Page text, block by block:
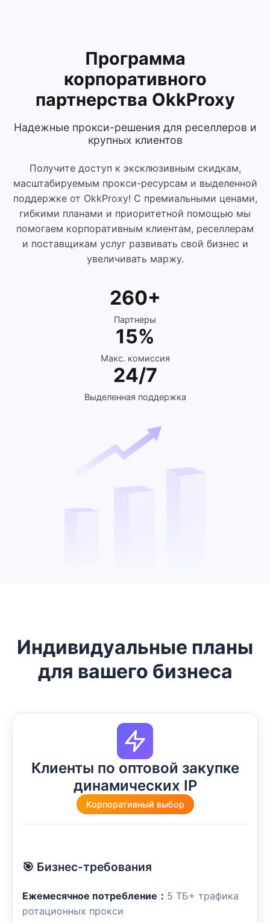
Программа
корпоративного
партнерства OkkProxy
Надежные прокси-решения для реселлеров и
крупных клиентов
Получите доступ к эксклюзивным скидкам,
масштабируемым прокси-ресурсам и выделенной
поддержке от OkkProxy! С премиальными ценами,
гибкими планами и приоритетной помощью мы
помогаем корпоративным клиентам, реселлерам
и поставщикам услуг развивать свой бизнес и
увеличивать маржу.
260+
Партнеры
15%
Макс. комиссия
24/7
Выделенная поддержка
Индивидуальные планы
для вашего бизнеса
Клиенты по оптовой закупке
динамических IP
Корпоративный выбор
🎯 Бизнес-требования
Ежемесячное потребление： 5 ТБ+ трафика
ротационных прокси